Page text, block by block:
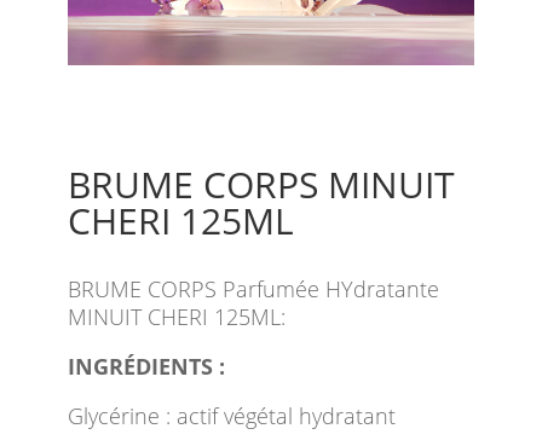
BRUME CORPS MINUIT
CHERI 125ML
BRUME CORPS Parfumée HYdratante
MINUIT CHERI 125ML:
INGRÉDIENTS :
Glycérine : actif végétal hydratant